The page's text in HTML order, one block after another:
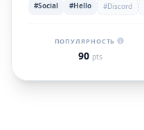
#Social #Hello #Discord
ПОПУЛЯРНОСТЬ
90 pts